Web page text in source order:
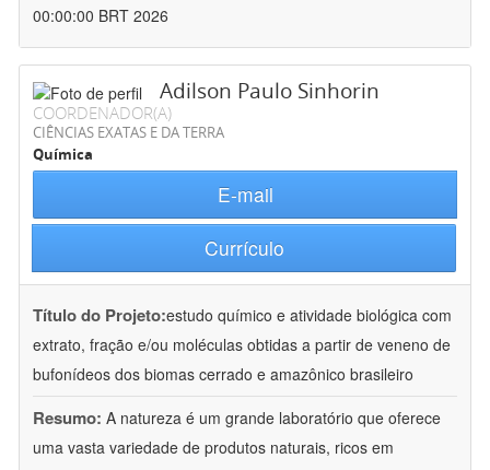
00:00:00 BRT 2026
Adilson Paulo Sinhorin
COORDENADOR(A)
CIÊNCIAS EXATAS E DA TERRA
Química
E-mail
Currículo
Título do Projeto:estudo químico e atividade biológica com
extrato, fração e/ou moléculas obtidas a partir de veneno de
bufonídeos dos biomas cerrado e amazônico brasileiro
Resumo: A natureza é um grande laboratório que oferece
uma vasta variedade de produtos naturais, ricos em